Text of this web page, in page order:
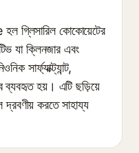
কোকোয়েটের
যা ক্লিনজার এবং
সার্ফ্যাক্ট্যান্ট,
ব্যবহৃত হয়। এটি ছড়িয়ে
করতে সাহায্য